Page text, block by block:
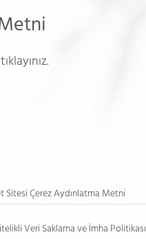
Sitesi Çerez Aydınlatma Metni
Veri Saklama ve İmha Politikası